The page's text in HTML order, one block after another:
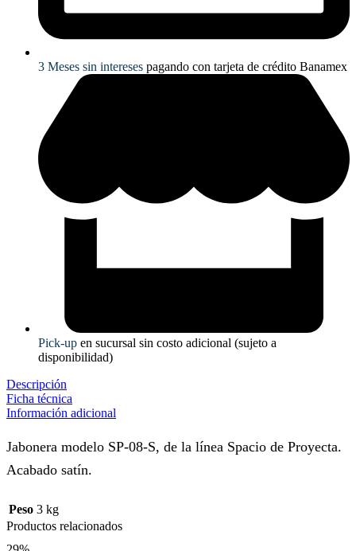
3 Meses sin intereses pagando con tarjeta de crédito Banamex
Pick-up en sucursal sin costo adicional (sujeto a
disponibilidad)
Descripción
Ficha técnica
Información adicional
Jabonera modelo SP-08-S, de la línea Spacio de Proyecta.
Acabado satín.
Peso 3 kg
Productos relacionados